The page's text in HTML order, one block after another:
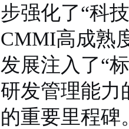
步强化了“科
CMMI高成熟
发展注入了“
研发管理能力
的重要里程碑